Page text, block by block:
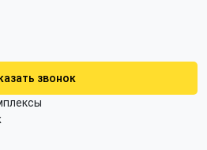
звонок